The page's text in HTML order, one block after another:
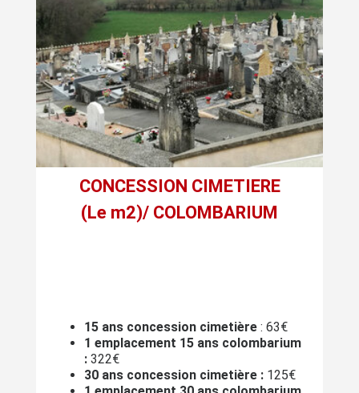
CONCESSION CIMETIERE
(Le m2)/ COLOMBARIUM
15 ans concession cimetière : 63€
1 emplacement 15 ans colombarium
: 322€
30 ans concession cimetière : 125€